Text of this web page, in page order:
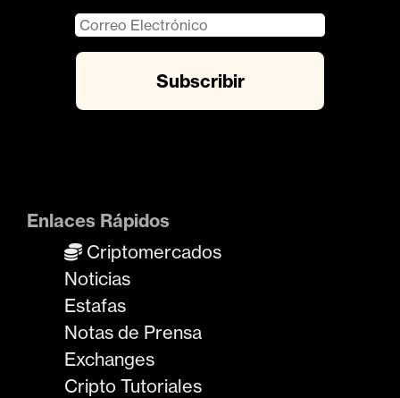
Enlaces Rápidos
Criptomercados
Noticias
Estafas
Notas de Prensa
Exchanges
Cripto Tutoriales